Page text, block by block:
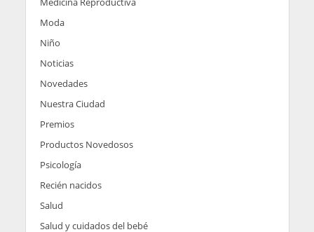
Moda
Niño
Noticias
Novedades
Nuestra Ciudad
Premios
Productos Novedosos
Psicología
Recién nacidos
Salud
Salud y cuidados del bebé